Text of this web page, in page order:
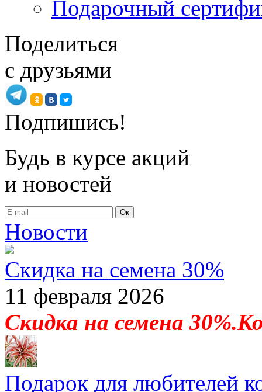
Подарочный
Поделиться
с друзьями
Подпишись!
Будь в курсе акций
и новостей
Ок
Новости
Скидка на семена 30%
11 февраля 2026
Скидка на семена
Подарок для любителей